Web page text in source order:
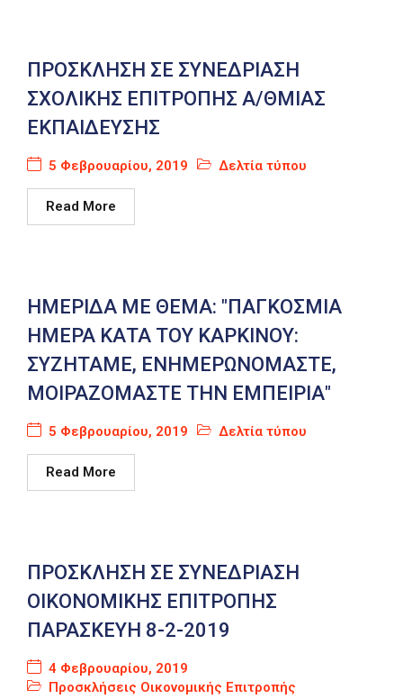
ΠΡΟΣΚΛΗΣΗ ΣΕ ΣΥΝΕΔΡΙΑΣΗ
ΣΧΟΛΙΚΗΣ ΕΠΙΤΡΟΠΗΣ Α/ΘΜΙΑΣ
ΕΚΠΑΙΔΕΥΣΗΣ
5 Φεβρουαρίου, 2019 Δελτία τύπου
Read More
ΗΜΕΡΙΔΑ ΜΕ ΘΕΜΑ: "ΠΑΓΚΟΣΜΙΑ
ΗΜΕΡΑ ΚΑΤΑ ΤΟΥ ΚΑΡΚΙΝΟΥ:
ΣΥΖΗΤΑΜΕ, ΕΝΗΜΕΡΩΝΟΜΑΣΤΕ,
ΜΟΙΡΑΖΟΜΑΣΤΕ ΤΗΝ ΕΜΠΕΙΡΙΑ"
5 Φεβρουαρίου, 2019 Δελτία τύπου
Read More
ΠΡΟΣΚΛΗΣΗ ΣΕ ΣΥΝΕΔΡΙΑΣΗ
ΟΙΚΟΝΟΜΙΚΗΣ ΕΠΙΤΡΟΠΗΣ
ΠΑΡΑΣΚΕΥΗ 8-2-2019
4 Φεβρουαρίου, 2019
Προσκλήσεις Οικονομικής Επιτροπής